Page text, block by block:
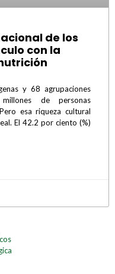
de los
con la
y 68 agrupaciones
de personas
esa riqueza cultural
El 42.2 por ciento (%)